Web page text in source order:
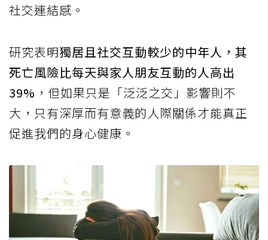
社交連結感。
研究表明獨居且社交互動較少的中年人，其
死亡風險比每天與家人朋友互動的人高出
39% ，但如果只是「泛泛之交」影響則不
大，只有深厚而有意義的人際關係才能真正
促進我們的身心健康。